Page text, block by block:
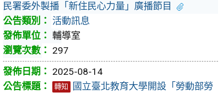
民署委外製播「新住民心力量」廣播節目
活動訊息
輔導室
297
2025-08-14
轉知
國立臺北教育大學開設「勞動部勞